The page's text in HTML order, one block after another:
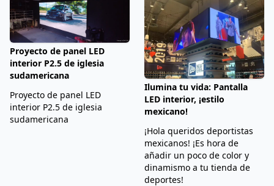
Proyecto de panel LED
interior P2.5 de iglesia
sudamericana
Proyecto de panel LED
interior P2.5 de iglesia
sudamericana
Ilumina tu vida: Pantalla
LED interior, ¡estilo
mexicano!
¡Hola queridos deportistas
mexicanos! ¡Es hora de
añadir un poco de color y
dinamismo a tu tienda de
deportes!